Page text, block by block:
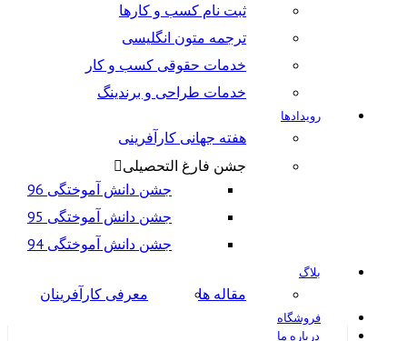
ثبت نام کسب و کارها
ترجمه متون انگلیسی
خدمات حقوقی کسب و کار
خدمات طراحی و برندینگ
رویدادها
هفته جهانی کارآفرینی
جشن فارغ التحصیلی
جشن دانش آموختگی 96
جشن دانش آموختگی 95
جشن دانش آموختگی 94
بلاگ
مقاله ها معرفی کارآفرینان
فروشگاه
درباره ما